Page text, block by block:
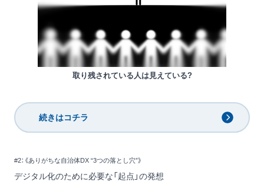
取り残されている人は見えている?
続きはコチラ
#2：《ありがちな自治体DX “3つの落とし穴”》
デジタル化のために必要な「起点」の発想